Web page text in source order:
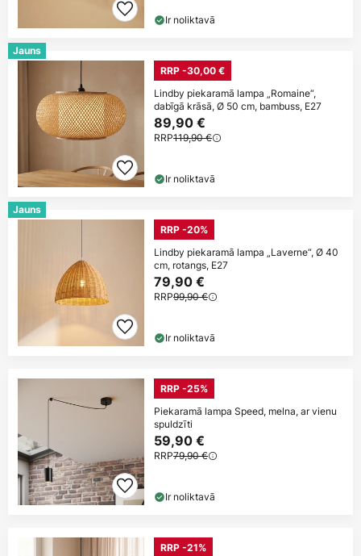
Ir noliktavā
Jauns
RRP -30,00 €
Lindby piekaramā lampa „Romaine“,
dabīgā krāsā, Ø 50 cm, bambuss, E27
89,90 €
RRP119,90 €
Ir noliktavā
Jauns
RRP -20%
Lindby piekaramā lampa „Laverne“, Ø 40
cm, rotangs, E27
79,90 €
RRP99,90 €
Ir noliktavā
RRP -25%
Piekaramā lampa Speed, melna, ar vienu
spuldzīti
59,90 €
RRP79,90 €
Ir noliktavā
RRP -21%